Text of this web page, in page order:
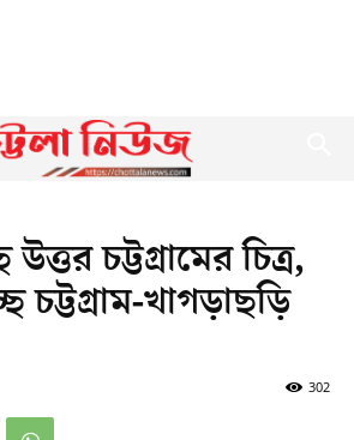
চট্টগ্রামের চিত্র,
চট্টগ্রাম-খাগড়াছড়ি
302